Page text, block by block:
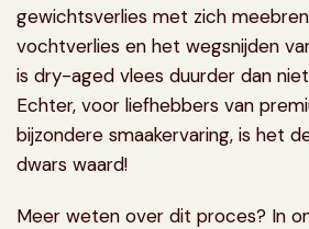
gewichtsverlies met zich
vochtverlies en het wegsnijden
is dry-aged vlees duurder dan
Echter, voor liefhebbers van
bijzondere smaakervaring, is het
dwars waard!
Meer weten over dit proces? In